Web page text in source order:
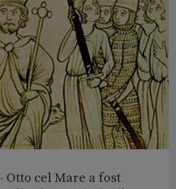
Otto cel Mare a fost